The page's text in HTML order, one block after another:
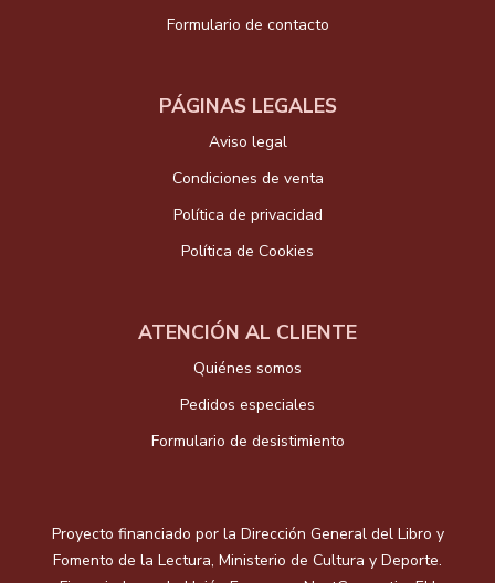
Formulario de contacto
PÁGINAS LEGALES
Aviso legal
Condiciones de venta
Política de privacidad
Política de Cookies
ATENCIÓN AL CLIENTE
Quiénes somos
Pedidos especiales
Formulario de desistimiento
Proyecto financiado por la Dirección General del Libro y
Fomento de la Lectura, Ministerio de Cultura y Deporte.